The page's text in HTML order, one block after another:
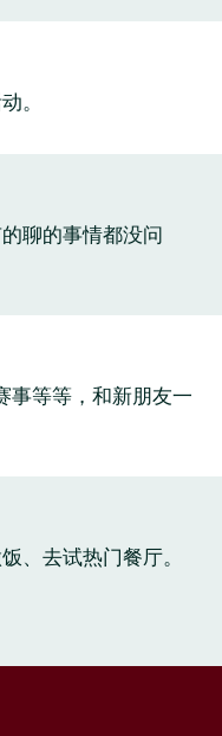
。
聊的事情都没问
事等等，和新朋友一
、去试热门餐厅。